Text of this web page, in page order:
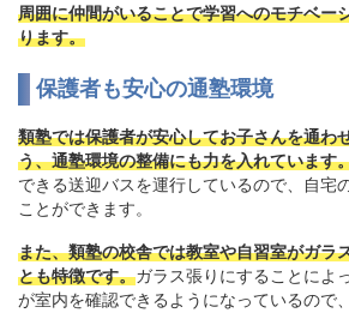
周囲に仲間がいることで学習へのモチベー
ります。
保護者も安心の通塾環境
類塾では保護者が安心してお子さんを通わ
う、通塾環境の整備にも力を入れています
できる送迎バスを運行しているので、自宅
ことができます。
また、類塾の校舎では教室や自習室がガラ
とも特徴です。ガラス張りにすることによ
が室内を確認できるようになっているので